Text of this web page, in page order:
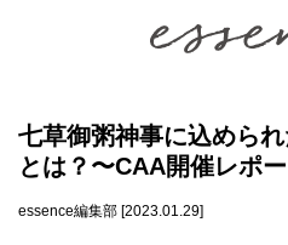
暮らし
七草御粥神事に込めら
とは？〜CAA開催レポー
essence編集部 [2023.01.29]